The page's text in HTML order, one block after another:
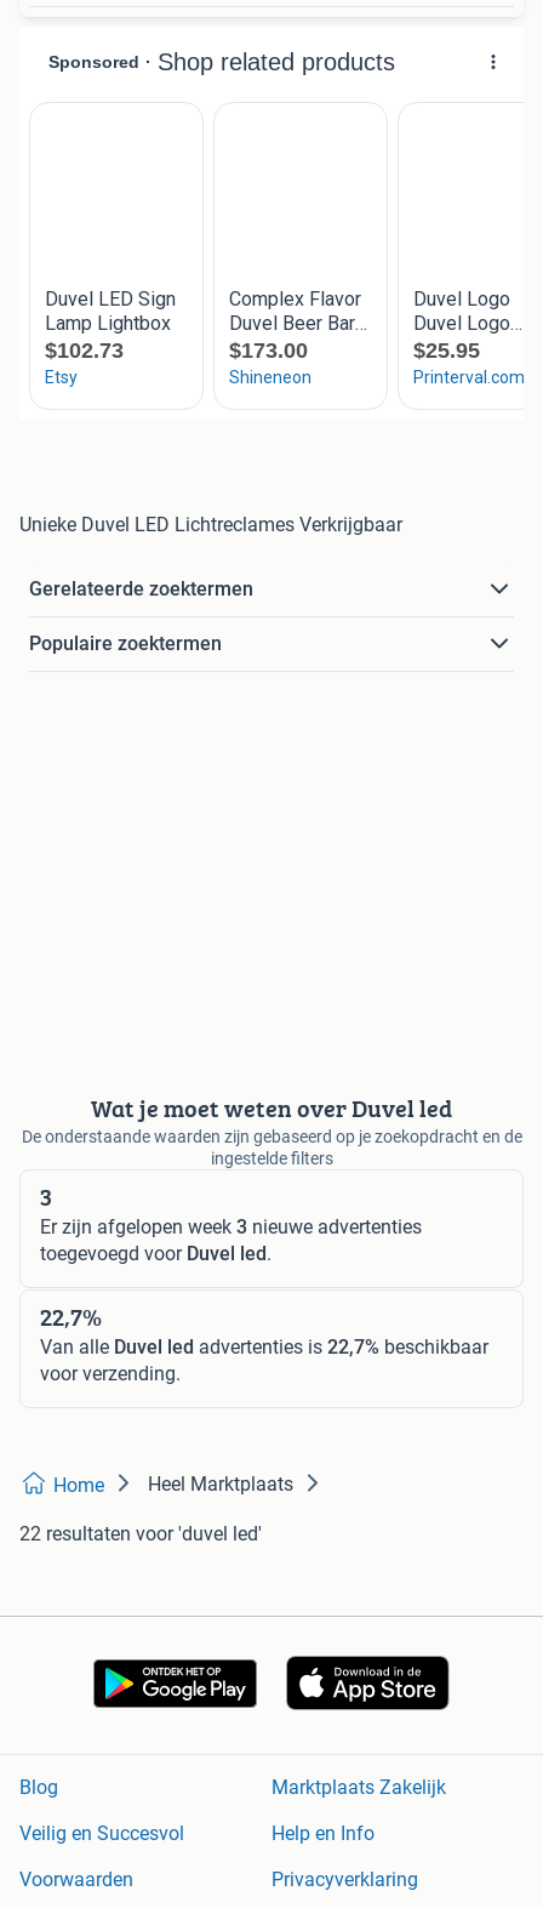
Unieke Duvel LED Lichtreclames Verkrijgbaar
Gerelateerde zoektermen
Populaire zoektermen
Wat je moet weten over Duvel led
De onderstaande waarden zijn gebaseerd op je zoekopdracht en de
ingestelde filters
3
Er zijn afgelopen week 3 nieuwe advertenties
toegevoegd voor Duvel led.
22,7%
Van alle Duvel led advertenties is 22,7% beschikbaar
voor verzending.
Home Heel Marktplaats
22 resultaten voor 'duvel led'
Blog
Marktplaats Zakelijk
Veilig en Succesvol
Help en Info
Voorwaarden
Privacyverklaring